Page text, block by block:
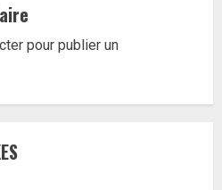
pour publier un